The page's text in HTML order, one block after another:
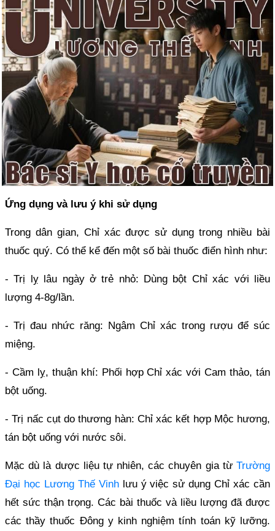
Ứng dụng và lưu ý khi sử dụng
Trong dân gian, Chỉ xác được sử dụng trong nhiều bài
thuốc quý. Có thể kể đến một số bài thuốc điển hình như:
- Trị lỵ lâu ngày ở trẻ nhỏ: Dùng bột Chỉ xác với liều
lượng 4-8g/lần.
- Trị đau nhức răng: Ngâm Chỉ xác trong rượu để súc
miệng.
- Cầm lỵ, thuận khí: Phối hợp Chỉ xác với Cam thảo, tán
bột uống.
- Trị nấc cụt do thương hàn: Chỉ xác kết hợp Mộc hương,
tán bột uống với nước sôi.
Mặc dù là dược liệu tự nhiên, các chuyên gia từ Trường
Đại học Lương Thế Vinhlưu ý việc sử dụng Chỉ xác cần
hết sức thận trọng. Các bài thuốc và liều lượng đã được
các thầy thuốc Đông y kinh nghiệm tính toán kỹ lưỡng.